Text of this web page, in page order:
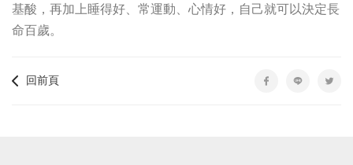
基酸，再加上睡得好、常運動、心情好，自己就可以決定長
命百歲。
回前頁